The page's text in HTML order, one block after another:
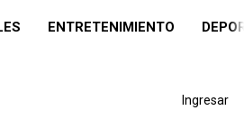
ENTRETENIMIENTO
Ingresar